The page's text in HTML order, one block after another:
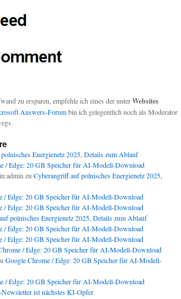
zu ersparen, empfehle ich eines der unterWebsites
Answers-Forumbin ich gelegentlich noch als Moderator
Energienetz 2025, Details zum Ablauf
/ Edge: 20 GB Speicher für AI-Modell-Download
zu Cyberangriff auf polnisches Energienetz 2025,
/ Edge: 20 GB Speicher für AI-Modell-Download
/ Edge: 20 GB Speicher für AI-Modell-Download
polnisches Energienetz 2025, Details zum Ablauf
/ Edge: 20 GB Speicher für AI-Modell-Download
/ Edge: 20 GB Speicher für AI-Modell-Download
/ Edge: 20 GB Speicher für AI-Modell-Download
Google Chrome / Edge: 20 GB Speicher für AI-Modell-
/ Edge: 20 GB Speicher für AI-Modell-Download
ist nächstes KI-Opfer